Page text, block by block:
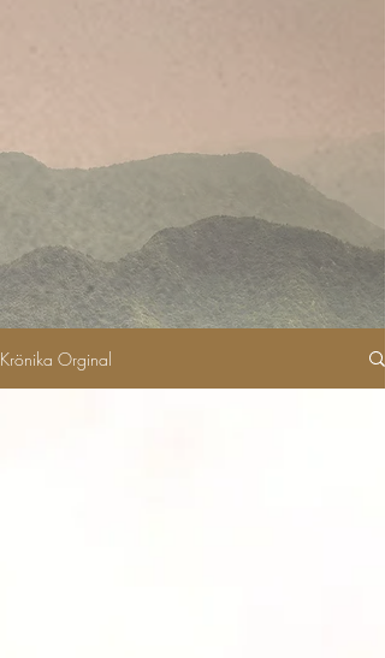
Krönika Orginal